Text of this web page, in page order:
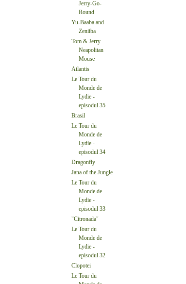
Jerry-Go-
Round
Yu-Baaba and
Zeniiba
Tom & Jerry -
Neapolitan
Mouse
Atlantis
Le Tour du
Monde de
Lydie -
episodul 35
Brasil
Le Tour du
Monde de
Lydie -
episodul 34
Dragonfly
Jana of the Jungle
Le Tour du
Monde de
Lydie -
episodul 33
"Citronada"
Le Tour du
Monde de
Lydie -
episodul 32
Clopotei
Le Tour du